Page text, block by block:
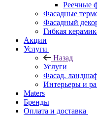
Реечные
Фасадные
Фасадный
Гибкая
Акции
Услуги
Назад
Услуги
Фасад,
Интерьеры и
Maters
Бренды
Оплата и доставка